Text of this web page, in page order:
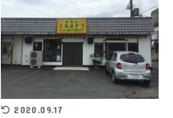
2020.09.17